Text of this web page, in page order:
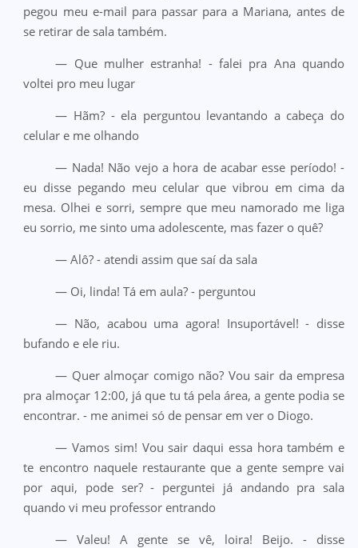
pegou meu e-mail para passar para a Mariana, antes de
se retirar de sala também.
— Que mulher estranha! - falei pra Ana quando
voltei pro meu lugar
— Hãm? - ela perguntou levantando a cabeça do
celular e me olhando
— Nada! Não vejo a hora de acabar esse período! -
eu disse pegando meu celular que vibrou em cima da
mesa. Olhei e sorri, sempre que meu namorado me liga
eu sorrio, me sinto uma adolescente, mas fazer o quê?
— Alô? - atendi assim que saí da sala
— Oi, linda! Tá em aula? - perguntou
— Não, acabou uma agora! Insuportável! - disse
bufando e ele riu.
— Quer almoçar comigo não? Vou sair da empresa
pra almoçar 12:00, já que tu tá pela área, a gente podia se
encontrar. - me animei só de pensar em ver o Diogo.
— Vamos sim! Vou sair daqui essa hora também e
te encontro naquele restaurante que a gente sempre vai
por aqui, pode ser? - perguntei já andando pra sala
quando vi meu professor entrando
— Valeu! A gente se vê, loira! Beijo. - disse